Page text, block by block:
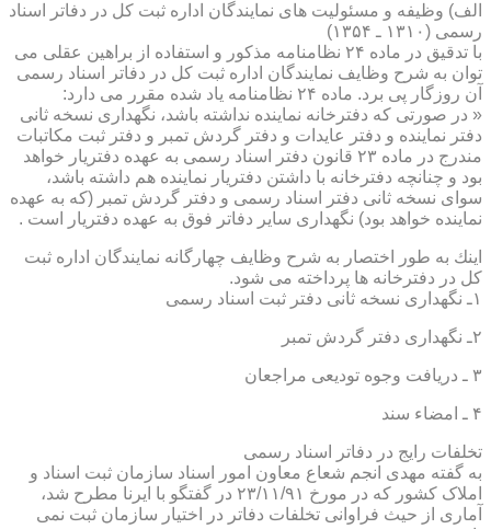
الف) وظیفه و مسئولیت های نمایندگان اداره ثبت كل در دفاتر اسناد
رسمی (۱۳۱۰ ـ ۱۳۵۴)
با تدقیق در ماده ۲۴ نظامنامه مذكور و استفاده از براهین عقلی می
توان به شرح وظایف نمایندگان اداره ثبت كل در دفاتر اسناد رسمی
آن روزگار پی برد. ماده ۲۴ نظامنامه یاد شده مقرر می دارد:
« در صورتی كه دفترخانه نماینده نداشته باشد، نگهداری نسخه ثانی
دفتر نماینده و دفتر عایدات و دفتر گردش تمبر و دفتر ثبت مكاتبات
مندرج در ماده ۲۳ قانون دفتر اسناد رسمی به عهده دفتریار خواهد
بود و چنانچه دفترخانه با داشتن دفتریار نماینده هم داشته باشد،
سوای نسخه ثانی دفتر اسناد رسمی و دفتر گردش تمبر (كه به عهده
نماینده خواهد بود) نگهداری سایر دفاتر فوق به عهده دفتریار است .
اینك به طور اختصار به شرح وظایف چهارگانه نمایندگان اداره ثبت
كل در دفترخانه ها پرداخته می شود.
۱ـ نگهداری نسخه ثانی دفتر ثبت اسناد رسمی
۲ـ نگهداری دفتر گردش تمبر
۳ ـ دریافت وجوه تودیعی مراجعان
۴ ـ امضاء سند
تخلفات رایج در دفاتر اسناد رسمی
به گفته مهدی انجم شعاع معاون امور اسناد سازمان ثبت اسناد و
املاک کشور که در مورخ ۲۳/۱۱/۹۱ در گفتگو با ایرنا مطرح شد،
آماری از حیث فراوانی تخلفات دفاتر در اختیار سازمان ثبت نمی